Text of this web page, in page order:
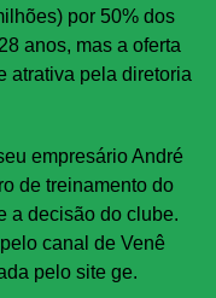
por 50% dos
anos, mas a oferta
atrativa pela diretoria
empresário André
de treinamento do
a decisão do clube.
canal de Venê
pelo site ge.